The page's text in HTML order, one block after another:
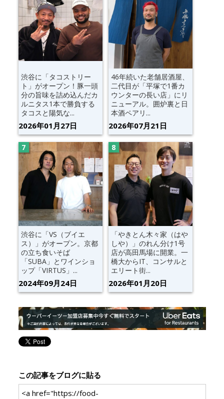
渋谷に「タコストリー
ト」がオープン！豚一頭
分の旨味を詰め込んだカ
ルニタス1本で勝負する
タコスと陽気な...
2026年01月27日
46年続いた老舗居酒屋、
二代目が「平塚で1番カ
ウンターの長い店」にリ
ニューアル。囲炉裏と日
本酒ペアリ...
2026年07月21日
渋谷に「VS（ブイエ
ス）」がオープン。京都
の立ち食いそば
「SUBA」とワインショ
ップ「VIRTUS」...
2024年09月24日
「やきとん木々家（はや
しや）」のれん分け1号
店が高田馬場に開業。一
橋大からIT、コンサルと
エリート街...
2026年01月20日
この記事をブログに貼る
<a href="https://food-